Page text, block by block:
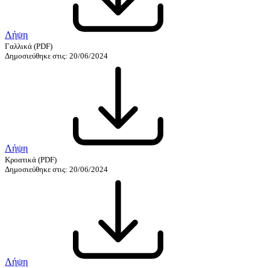
Λήψη
Γαλλικά (PDF)
Δημοσιεύθηκε στις: 20/06/2024
Λήψη
Κροατικά (PDF)
Δημοσιεύθηκε στις: 20/06/2024
Λήψη